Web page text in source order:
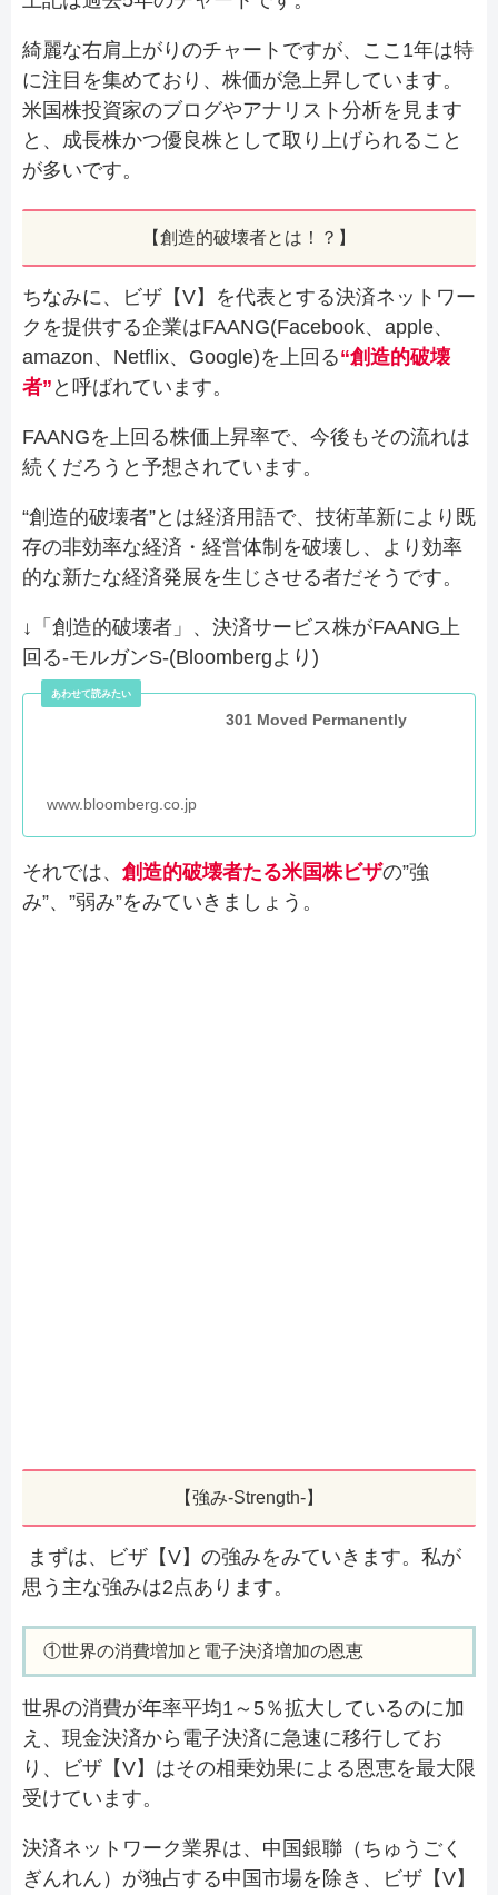
綺麗な右肩上がりのチャートですが、ここ1年は特
に注目を集めており、株価が急上昇しています。
米国株投資家のブログやアナリスト分析を見ます
と、成長株かつ優良株として取り上げられること
が多いです。
【創造的破壊者とは！？】
ちなみに、ビザ【V】を代表とする決済ネットワー
クを提供する企業はFAANG(Facebook、apple、
amazon、Netflix、Google)を上回る“創造的破壊
者” と呼ばれています。
FAANGを上回る株価上昇率で、今後もその流れは
続くだろうと予想されています。
“創造的破壊者”とは経済用語で、技術革新により既
存の非効率な経済・経営体制を破壊し、より効率
的な新たな経済発展を生じさせる者だそうです。
↓「創造的破壊者」、決済サービス株がFAANG上
回る-モルガンS-(Bloombergより)
301 Moved Permanently
www.bloomberg.co.jp
それでは、 創造的破壊者たる米国株ビザの”強
み”、”弱み”をみていきましょう。
【強み-Strength-】
まずは、ビザ【V】の強みをみていきます。私が
思う主な強みは2点あります。
①世界の消費増加と電子決済増加の恩恵
世界の消費が年率平均1～5％拡大しているのに加
え、現金決済から電子決済に急速に移行してお
り、ビザ【V】はその相乗効果による恩恵を最大限
受けています。
決済ネットワーク業界は、中国銀聯（ちゅうごく
ぎんれん）が独占する中国市場を除き、ビザ【V】